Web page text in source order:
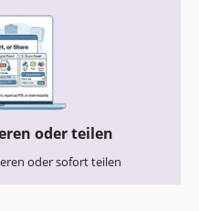
oder teilen
oder sofort teilen